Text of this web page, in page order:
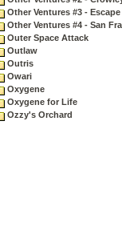
Other Ventures #3 -
Other Ventures #4 - San
Outer Space Attack
Outlaw
Outris
Owari
Oxygene
Oxygene for Life
Ozzy's Orchard